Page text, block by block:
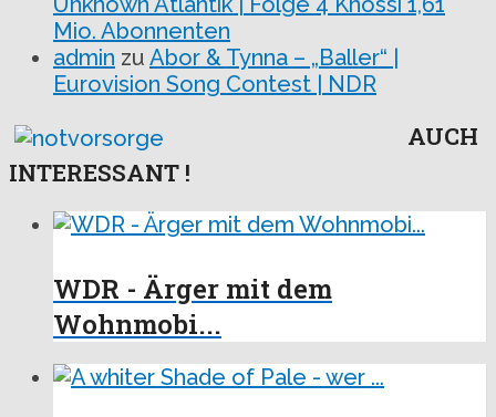
Mio. Abonnenten
admin zu Abor & Tynna – „Baller“ |
Eurovision Song Contest | NDR
AUCH
INTERESSANT !
WDR - Ärger mit dem
Wohnmobi...